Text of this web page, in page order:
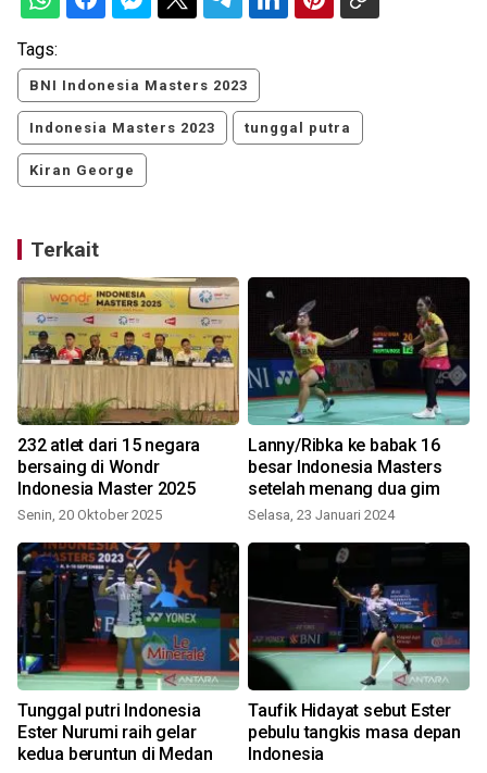
Tags:
BNI Indonesia Masters 2023
Indonesia Masters 2023 tunggal putra
Kiran George
Terkait
232 atlet dari 15 negara
bersaing di Wondr
Indonesia Master 2025
Senin, 20 Oktober 2025
Lanny/Ribka ke babak 16
besar Indonesia Masters
setelah menang dua gim
Selasa, 23 Januari 2024
Tunggal putri Indonesia
Ester Nurumi raih gelar
kedua beruntun di Medan
Taufik Hidayat sebut Ester
pebulu tangkis masa depan
Indonesia